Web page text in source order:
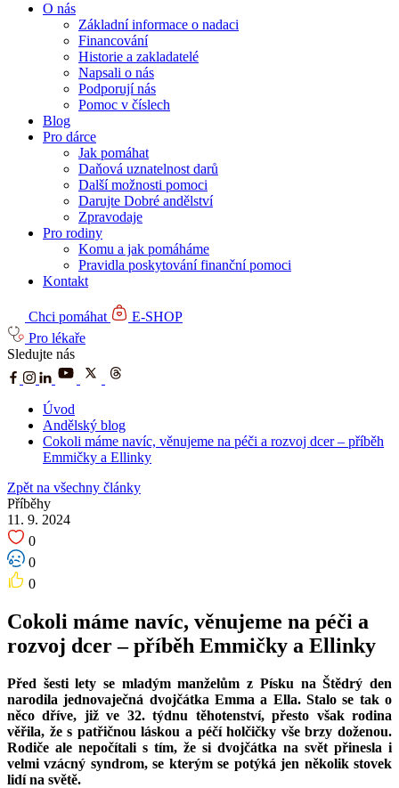
O nás
Základní informace o nadaci
Financování
Historie a zakladatelé
Napsali o nás
Podporují nás
Pomoc v číslech
Blog
Pro dárce
Jak pomáhat
Daňová uznatelnost darů
Další možnosti pomoci
Darujte Dobré andělství
Zpravodaje
Pro rodiny
Komu a jak pomáháme
Pravidla poskytování finanční pomoci
Kontakt
Chci pomáhat
E-SHOP
Pro lékaře
Sledujte nás
Úvod
Andělský blog
Cokoli máme navíc, věnujeme na péči a rozvoj dcer – příběh
Emmičky a Ellinky
Zpět na všechny články
Příběhy
11. 9. 2024
0
0
0
Cokoli máme navíc, věnujeme na péči a
rozvoj dcer – příběh Emmičky a Ellinky
Před šesti lety se mladým manželům z Písku na Štědrý den
narodila jednovaječná dvojčátka Emma a Ella. Stalo se tak o
něco dříve, již ve 32. týdnu těhotenství, přesto však rodina
věřila, že s patřičnou láskou a péčí holčičky vše brzy doženou.
Rodiče ale nepočítali s tím, že si dvojčátka na svět přinesla i
velmi vzácný syndrom, se kterým se potýká jen několik stovek
lidí na světě.